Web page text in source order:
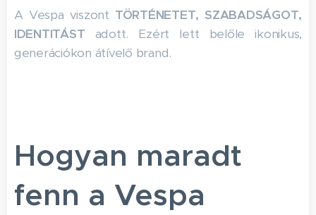
A Vespa viszont TÖRTÉNETET, SZABADSÁGOT,
IDENTITÁST adott. Ezért lett belőle ikonikus,
generációkon átívelő brand.
Hogyan maradt
fenn a Vespa